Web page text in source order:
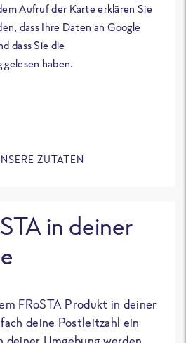
Aufruf der Karte erklären Sie
dass Ihre Daten an Google
dass Sie die
haben.
ZUTATEN
in deiner
FRoSTA Produkt in deiner
deine Postleitzahl ein